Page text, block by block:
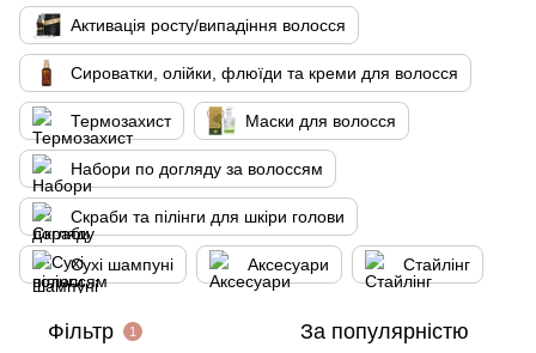
Активація росту/випадіння волосся
Сироватки, олійки, флюїди та креми для волосся
Термозахист Маски для волосся
Набори по догляду за волоссям
Скраби та пілінги для шкіри голови
Сухі шампуні Аксесуари Стайлінг
Фільтр 1 За популярністю